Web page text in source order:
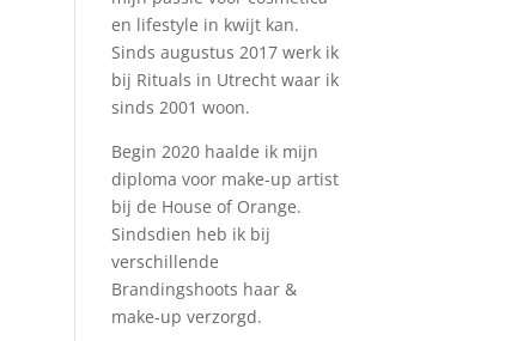
en lifestyle in kwijt kan.
Sinds augustus 2017 werk ik
bij Rituals in Utrecht waar ik
sinds 2001 woon.
Begin 2020 haalde ik mijn
diploma voor make-up artist
bij de House of Orange.
Sindsdien heb ik bij
verschillende
Brandingshoots haar &
make-up verzorgd.